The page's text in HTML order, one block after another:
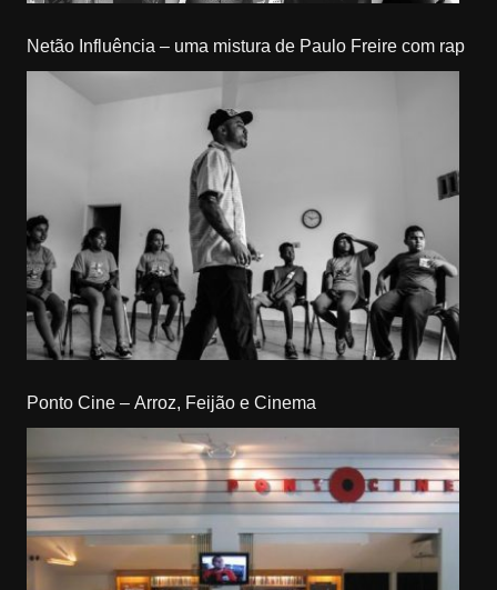
Netão Influência – uma mistura de Paulo Freire com rap
Ponto Cine – Arroz, Feijão e Cinema